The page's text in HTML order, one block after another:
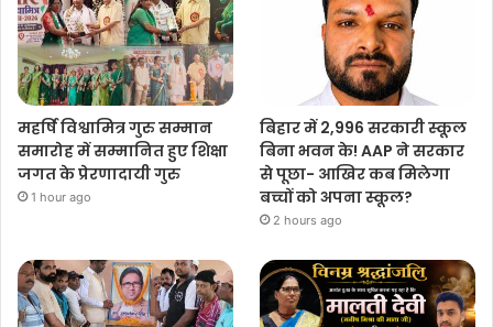
महर्षि विश्वामित्र गुरु सम्मान
समारोह में सम्मानित हुए शिक्षा
जगत के प्रेरणादायी गुरु
1 hour ago
बिहार में 2,996 सरकारी स्कूल
बिना भवन के! AAP ने सरकार
से पूछा- आखिर कब मिलेगा
बच्चों को अपना स्कूल?
2 hours ago